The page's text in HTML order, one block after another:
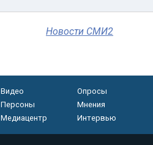
Новости СМИ2
Видео Опросы
Персоны
Мнения
Медиацентр
Интервью